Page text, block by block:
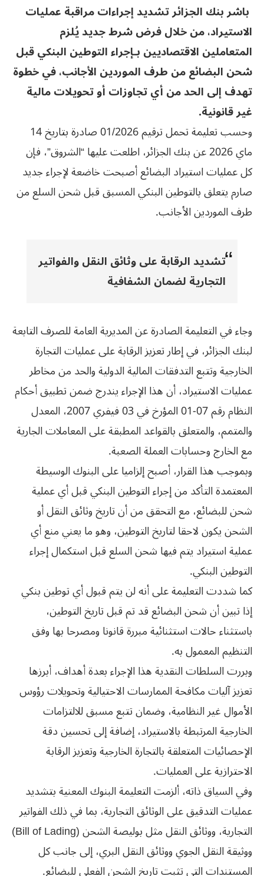
باشر بنك الجزائر تشديد إجراءات مراقبة عمليات
الاستيراد، من خلال فرض شرط جديد يُلزم
المتعاملين الاقتصاديين بـإجراء التوطين البنكي قبل
شحن البضائع من طرف الموردين الأجانب، في خطوة
تهدف إلى الحد من أي تجاوزات أو تحويلات مالية
غير قانونية.
وحسب تعليمة تحمل ترقيم 01/2026 صادرة بتاريخ 14
ماي 2026 عن بنك الجزائر، اطلعت عليها “الشروق”، فإن
كل عمليات استيراد البضائع أصبحت خاضعة لإجراء جديد
صارم يتعلق بالتوطين البنكي المسبق قبل شحن السلع من
طرف الموردين الأجانب.
تشديد الرقابة على وثائق النقل والفواتير
التجارية لضمان الشفافية
وجاء في التعليمة الصادرة عن المديرية العامة للصرف التابعة
لبنك الجزائر، في إطار تعزيز الرقابة على عمليات التجارة
الخارجية وتتبع التدفقات المالية الدولية والحد من مخاطر
عمليات الاستيراد، أن هذا الإجراء يندرج ضمن تطبيق أحكام
النظام رقم 07-01 المؤرخ في 03 فيفري 2007، المعدل
والمتمم، والمتعلق بالقواعد المطبقة على المعاملات الجارية
مع الخارج وحسابات العملة الصعبة.
وبموجب هذا القرار، أصبح إلزاميا على البنوك الوسيطة
المعتمدة التأكد من إجراء التوطين البنكي قبل أي عملية
شحن للبضائع، مع التحقق من أن تاريخ وثائق النقل أو
الشحن يكون لاحقا لتاريخ التوطين، وهو ما يعني منع أي
عملية استيراد يتم فيها شحن السلع قبل استكمال إجراء
التوطين البنكي.
كما شددت التعليمة على أنه لن يتم قبول أي توطين بنكي
إذا تبين أن شحن البضائع قد تم قبل تاريخ التوطين،
باستثناء حالات استثنائية مبررة قانونا ومصرحا بها وفق
التنظيم المعمول به.
وبررت السلطات النقدية هذا الإجراء بعدة أهداف، أبرزها
تعزيز آليات مكافحة الممارسات الاحتيالية وتحويلات رؤوس
الأموال غير النظامية، وضمان تتبع مسبق للالتزامات
الخارجية المرتبطة بالاستيراد، إضافة إلى تحسين دقة
الإحصائيات المتعلقة بالتجارة الخارجية وتعزيز الرقابة
الاحترازية على العمليات.
وفي السياق ذاته، ألزمت التعليمة البنوك المعنية بتشديد
عمليات التدقيق على الوثائق التجارية، بما في ذلك الفواتير
التجارية، ووثائق النقل مثل بوليصة الشحن (Bill of Lading)
ووثيقة النقل الجوي ووثائق النقل البري، إلى جانب كل
المستندات التي تثبت تاريخ الشحن الفعلي للبضائع.